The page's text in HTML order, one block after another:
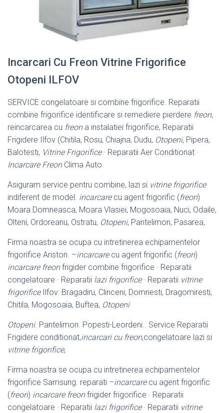
Incarcari Cu Freon Vitrine Frigorifice
Otopeni ILFOV
SERVICE congelatoare si combine frigorifice. Reparatii
combine frigorifice identificare si remediere pierdere freon,
reincarcarea cu freona instalatiei frigorifice, Reparatii
Frigidere Ilfov (Chitila, Rosu, Chiajna, Dudu, Otopeni, Pipera,
Balotesti, Vitrine Frigorifice· Reparatii Aer Conditionat ·
Incarcare FreonClima Auto
Asiguram service pentru combine, lazi si vitrine frigorifice
indiferent de model. incarcarecu agent frigorific (freon)
Moara Domneasca, Moara Vlasiei, Mogosoaia, Nuci, Odaile,
Olteni, Ordoreanu, Ostratu, Otopeni, Pantelimon, Pasarea,
Firma noastra se ocupa cu intretinerea echipamentelor
frigorifice Ariston. –incarcarecu agent frigorific (freon)
incarcare freonfrigider combine frigorifice · Reparatii
congelatoare · Reparatii lazi frigorifice· Reparatii vitrine
frigorificeIlfov: Bragadiru, Clinceni, Domnesti, Dragomiresti,
Chitila, Mogosoaia, Buftea, Otopeni
Otopeni. Pantelimon. Popesti-Leordeni.. Service Reparatii
Frigidere conditionat,incarcari cu freon,congelatoare lazi si
vitrine frigorifice,
Firma noastra se ocupa cu intretinerea echipamentelor
frigorifice Samsung. reparati –incarcarecu agent frigorific
(freon) incarcare freonfrigider frigorifice · Reparatii
congelatoare · Reparatii lazi frigorifice· Reparatii vitrine